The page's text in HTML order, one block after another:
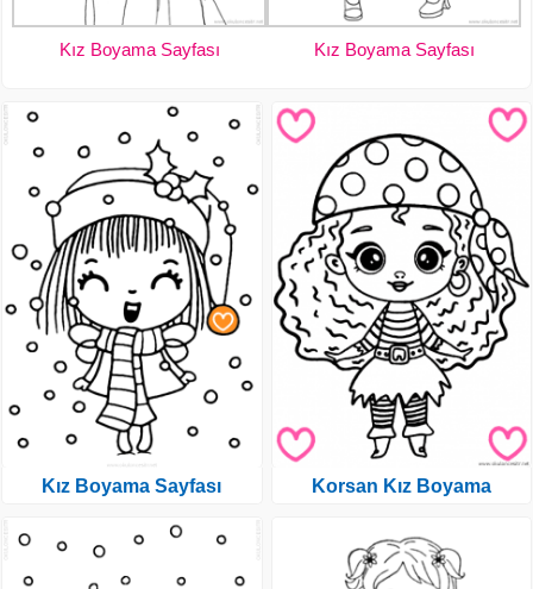
Kız Boyama Sayfası Kız Boyama Sayfası
Kız Boyama Sayfası Korsan Kız Boyama